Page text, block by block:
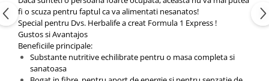
fi o scuza pentru faptul ca va alimentati nesanatos!
Special pentru Dvs. Herbalife a creat Formula 1 Express !
Gustos si Avantajos
Beneficiile principale:
Substante nutritive echilibrate pentru o masa completa si
sanatoasa